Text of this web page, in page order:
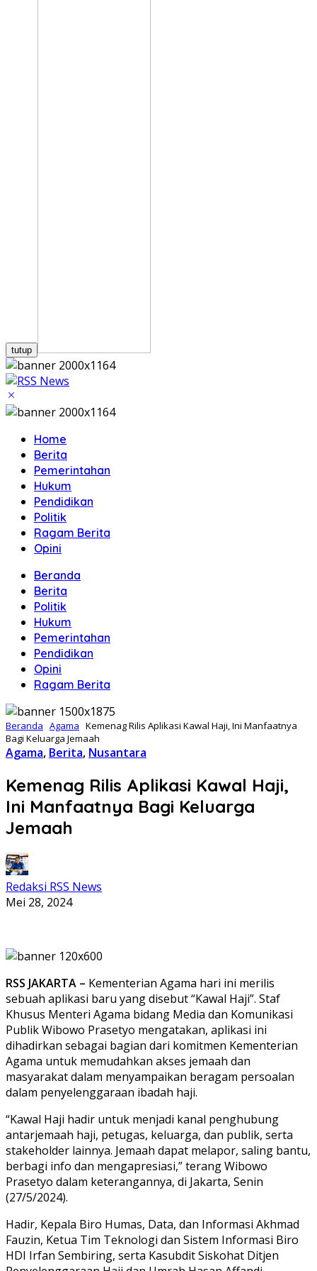
tutup
Home
Berita
Pemerintahan
Hukum
Pendidikan
Politik
Ragam Berita
Opini
Beranda
Berita
Politik
Hukum
Pemerintahan
Pendidikan
Opini
Ragam Berita
Beranda Agama Kemenag Rilis Aplikasi Kawal Haji, Ini Manfaatnya
Bagi Keluarga Jemaah
Agama, Berita, Nusantara
Kemenag Rilis Aplikasi Kawal Haji,
Ini Manfaatnya Bagi Keluarga
Jemaah
Redaksi RSS News
Mei 28, 2024
RSS JAKARTA – Kementerian Agama hari ini merilis
sebuah aplikasi baru yang disebut “Kawal Haji”. Staf
Khusus Menteri Agama bidang Media dan Komunikasi
Publik Wibowo Prasetyo mengatakan, aplikasi ini
dihadirkan sebagai bagian dari komitmen Kementerian
Agama untuk memudahkan akses jemaah dan
masyarakat dalam menyampaikan beragam persoalan
dalam penyelenggaraan ibadah haji.
“Kawal Haji hadir untuk menjadi kanal penghubung
antarjemaah haji, petugas, keluarga, dan publik, serta
stakeholder lainnya. Jemaah dapat melapor, saling bantu,
berbagi info dan mengapresiasi,” terang Wibowo
Prasetyo dalam keterangannya, di Jakarta, Senin
(27/5/2024).
Hadir, Kepala Biro Humas, Data, dan Informasi Akhmad
Fauzin, Ketua Tim Teknologi dan Sistem Informasi Biro
HDI Irfan Sembiring, serta Kasubdit Siskohat Ditjen